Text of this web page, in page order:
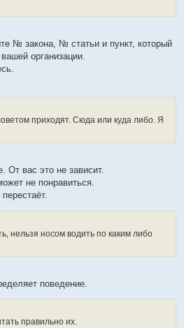
№ закона, № статьи и пункт, который
организации.
приходят. Сюда или куда либо. Я
От вас это не зависит.
не понравиться.
нельзя носом водить по каким либо
поведение.
правильно их.